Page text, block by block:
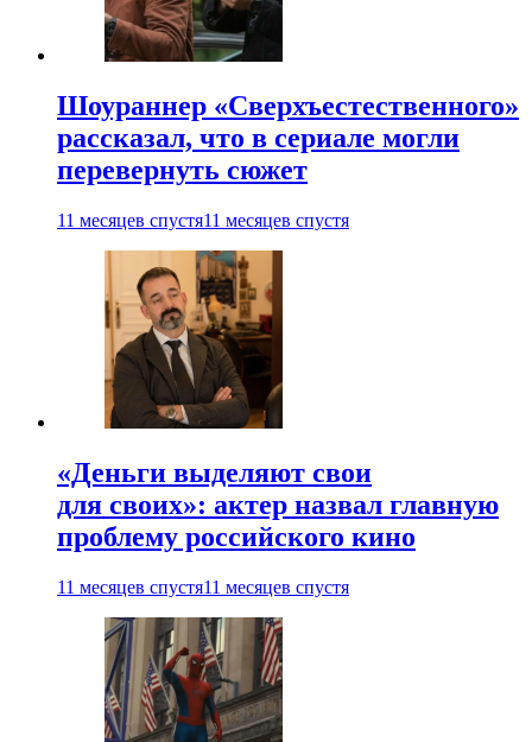
Шоураннер «Сверхъестественного»
рассказал, что в сериале могли
перевернуть сюжет
11 месяцев спустя11 месяцев спустя
«Деньги выделяют свои
для своих»: актер назвал главную
проблему российского кино
11 месяцев спустя11 месяцев спустя